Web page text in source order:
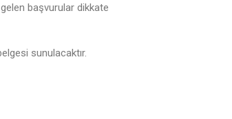
başvurular dikkate
sunulacaktır.